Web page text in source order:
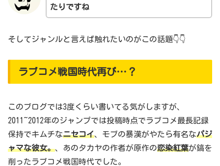
たりですね
そしてジャンルと言えば触れたいのがこの話題👇👇
ラブコメ戦国時代再び…？
このブログでは3度くらい書いてる気がしますが、
2011~2012年のジャンプでは投稿時点でラブコメ最長記録
保持でキムチなニセコイ、モブの暴漢がやたら有名なパジ
ャマな彼女。、あのタカヤの作者が原作の恋染紅葉が鎬を
削ったラブコメ戦国時代でした。